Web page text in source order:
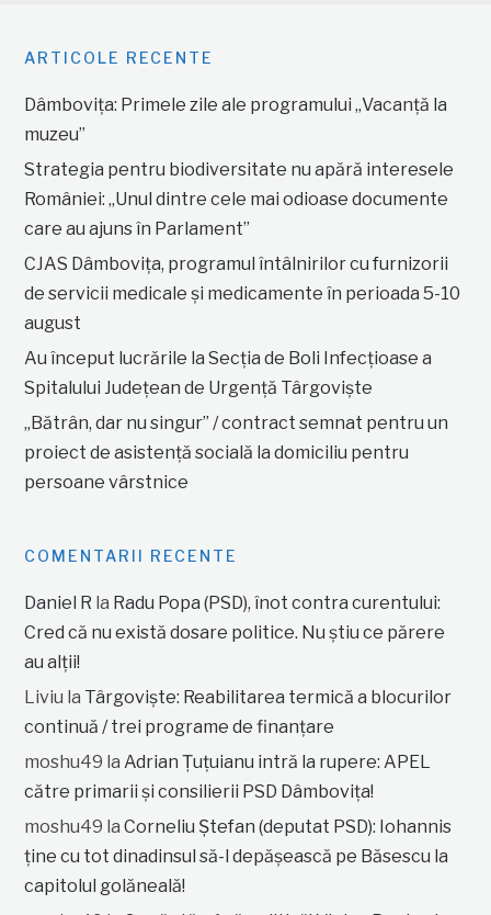
ARTICOLE RECENTE
Dâmbovița: Primele zile ale programului „Vacanță la
muzeu”
Strategia pentru biodiversitate nu apără interesele
României: „Unul dintre cele mai odioase documente
care au ajuns în Parlament”
CJAS Dâmbovița, programul întâlnirilor cu furnizorii
de servicii medicale și medicamente în perioada 5-10
august
Au început lucrările la Secția de Boli Infecțioase a
Spitalului Județean de Urgență Târgoviște
„Bătrân, dar nu singur” / contract semnat pentru un
proiect de asistență socială la domiciliu pentru
persoane vârstnice
COMENTARII RECENTE
Daniel R la Radu Popa (PSD), înot contra curentului:
Cred că nu există dosare politice. Nu știu ce părere
au alții!
Liviu la Târgoviște: Reabilitarea termică a blocurilor
continuă / trei programe de finanțare
moshu49 laAdrian Țuțuianu intră la rupere: APEL
către primarii și consilierii PSD Dâmbovița!
moshu49 laCorneliu Ștefan (deputat PSD): Iohannis
ține cu tot dinadinsul să-l depășească pe Băsescu la
capitolul golăneală!